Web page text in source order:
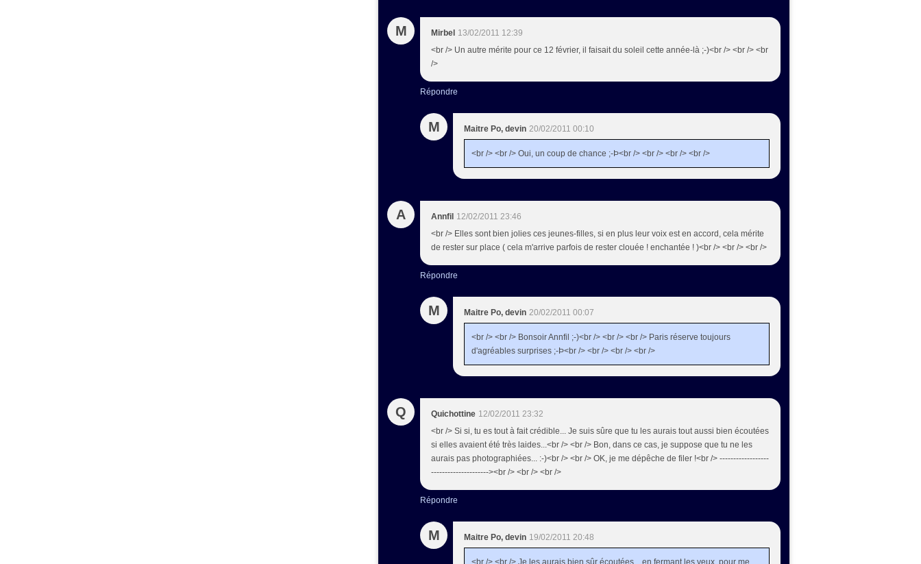
M Mirbel 13/02/2011 12:39
<br /> Un autre mérite pour ce 12 février, il faisait du soleil cette année-là ;-)<br /> <br /> <br
/>
Répondre
M Maitre Po, devin 20/02/2011 00:10
<br /> <br /> Oui, un coup de chance ;-Þ<br /> <br /> <br /> <br />
A Annfil 12/02/2011 23:46
<br /> Elles sont bien jolies ces jeunes-filles, si en plus leur voix est en accord, cela mérite
de rester sur place ( cela m'arrive parfois de rester clouée ! enchantée ! )<br /> <br /> <br />
Répondre
M Maitre Po, devin 20/02/2011 00:07
<br /> <br /> Bonsoir Annfil ;-)<br /> <br /> <br /> Paris réserve toujours
d'agréables surprises ;-Þ<br /> <br /> <br /> <br />
Q Quichottine 12/02/2011 23:32
<br /> Si si, tu es tout à fait crédible... Je suis sûre que tu les aurais tout aussi bien écoutées
si elles avaient été très laides...<br /> <br /> Bon, dans ce cas, je suppose que tu ne les
aurais pas photographiées... :-)<br /> <br /> OK, je me dépêche de filer !<br /> ------------------
---------------------><br /> <br /> <br />
Répondre
M Maitre Po, devin 19/02/2011 20:48